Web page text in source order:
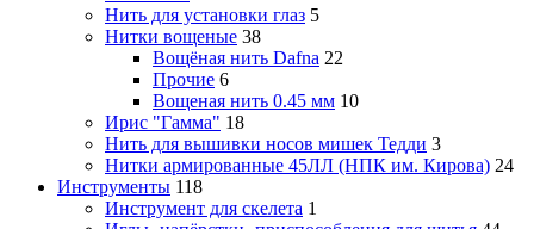
Нить для установки глаз 5
Нитки вощеные 38
Вощёная нить Dafna 22
Прочие 6
Вощеная нить 0.45 мм 10
Ирис "Гамма" 18
Нить для вышивки носов мишек Тедди 3
Нитки армированные 45ЛЛ (НПК им. Кирова) 24
Инструменты 118
Инструмент для скелета 1